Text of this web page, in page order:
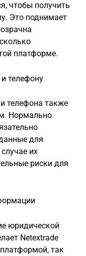
чтобы получить
Это поднимает
платформе.
телефону
телефона также
Нормально
для
их
риски для
юридической
Netextrade
так